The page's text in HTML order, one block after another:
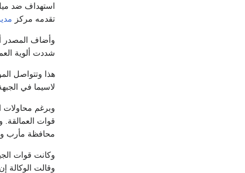
تقدمه مركز
وأضاف المصدر
شددت ألوية
هذا وتتواصل
لاسيما في
وبرغم محاولات
قوات
محافظة مأرب
وكانت قوات
وقالت الوكالة